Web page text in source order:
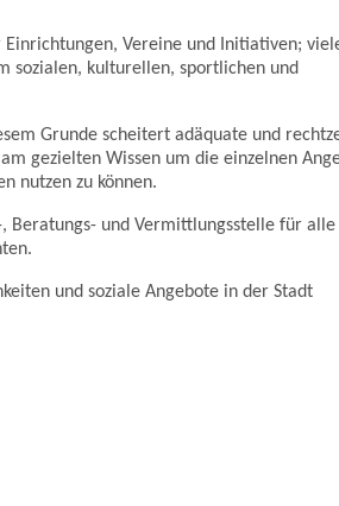
Vereine und Initiativen;
sozialen, kulturellen, sportlichen und
Grunde scheitert adäquate und
gezielten Wissen um die einzelnen
nutzen zu können.
Beratungs- und Vermittlungsstelle für alle
und soziale Angebote in der Stadt